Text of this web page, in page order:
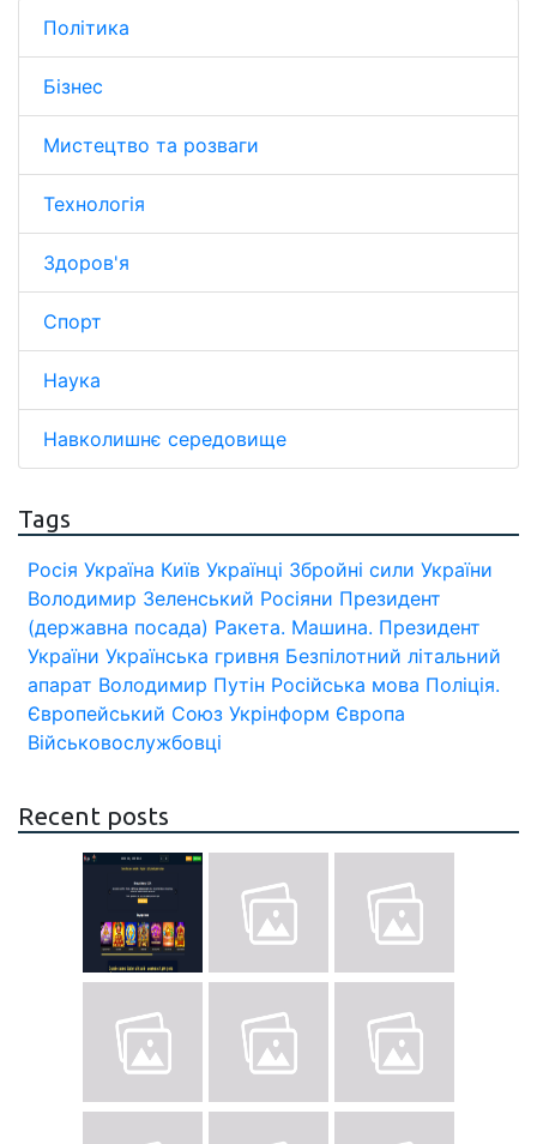
Політика
Бізнес
Мистецтво та розваги
Технологія
Здоров'я
Спорт
Наука
Навколишнє середовище
Tags
Росія Україна Київ Українці Збройні сили України
Володимир Зеленський Росіяни Президент
(державна посада) Ракета. Машина. Президент
України Українська гривня Безпілотний літальний
апарат Володимир Путін Російська мова Поліція.
Європейський Союз Укрінформ Європа
Військовослужбовці
Recent posts